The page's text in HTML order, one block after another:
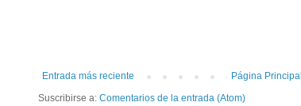
Entrada más reciente
Página Principal
Suscribirse a: Comentarios de la entrada (Atom)